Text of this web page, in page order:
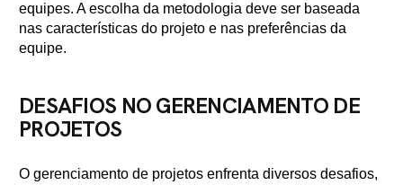
equipes. A escolha da metodologia deve ser baseada
nas características do projeto e nas preferências da
equipe.
DESAFIOS NO GERENCIAMENTO DE
PROJETOS
O gerenciamento de projetos enfrenta diversos desafios,